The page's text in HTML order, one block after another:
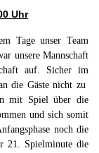
Uhr
Tage unser Team
unsere Mannschaft
auf. Sicher im
die Gäste nicht zu
mit Spiel über die
und sich somit
noch die
21. Spielminute die